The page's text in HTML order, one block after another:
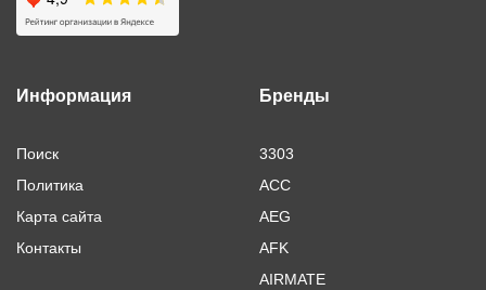
Информация
Поиск
Политика
Карта сайта
Контакты
Бренды
3303
ACC
AEG
AFK
AIRMATE